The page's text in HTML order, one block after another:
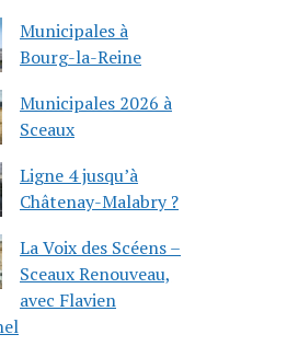
Municipales à
Bourg-la-Reine
Municipales 2026 à
Sceaux
Ligne 4 jusqu’à
Châtenay-Malabry ?
La Voix des Scéens –
Sceaux Renouveau,
avec Flavien